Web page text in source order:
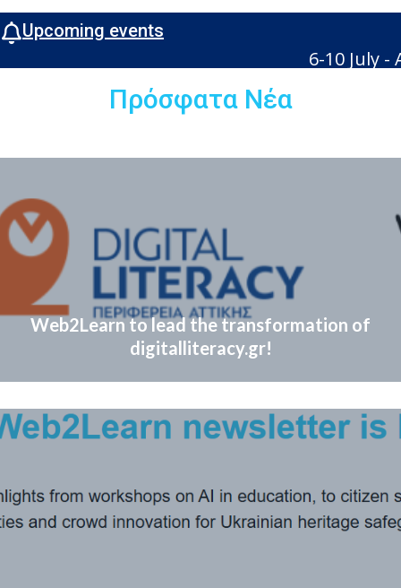
Upcoming events
6-10 July -
Πρόσφατα Νέα
Web2Learn to lead the transformation of
digitalliteracy.gr!